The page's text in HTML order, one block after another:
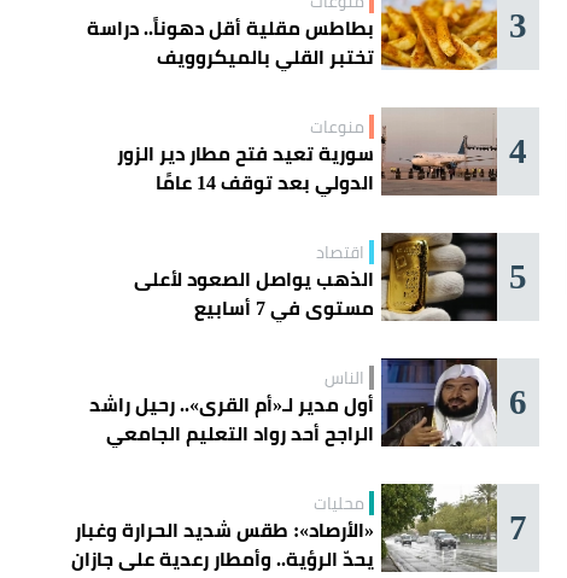
3
بطاطس مقلية أقل دهوناً.. دراسة
تختبر القلي بالميكروويف
4 منوعات
سورية تعيد فتح مطار دير الزور
الدولي بعد توقف 14 عامًا
5 اقتصاد
الذهب يواصل الصعود لأعلى
مستوى في 7 أسابيع
6 الناس
أول مدير لـ«أم القرى».. رحيل راشد
الراجح أحد رواد التعليم الجامعي
7 محليات
«الأرصاد»: طقس شديد الحرارة وغبار
يحدّ الرؤية.. وأمطار رعدية على جازان